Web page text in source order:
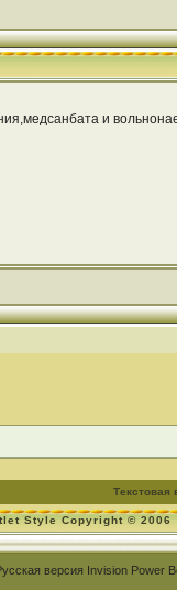
и
Текстовая
Style Copyright © 2006
версия Invision Power